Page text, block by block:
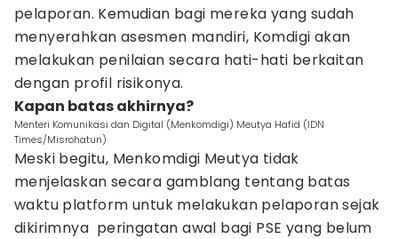
pelaporan. Kemudian bagi mereka yang sudah
menyerahkan asesmen mandiri, Komdigi akan
melakukan penilaian secara hati-hati berkaitan
dengan profil risikonya.
Kapan batas akhirnya?
Menteri Komunikasi dan Digital (Menkomdigi) Meutya Hafid (IDN
Times/Misrohatun)
Meski begitu, Menkomdigi Meutya tidak
menjelaskan secara gamblang tentang batas
waktu platform untuk melakukan pelaporan sejak
dikirimnya peringatan awal bagi PSE yang belum